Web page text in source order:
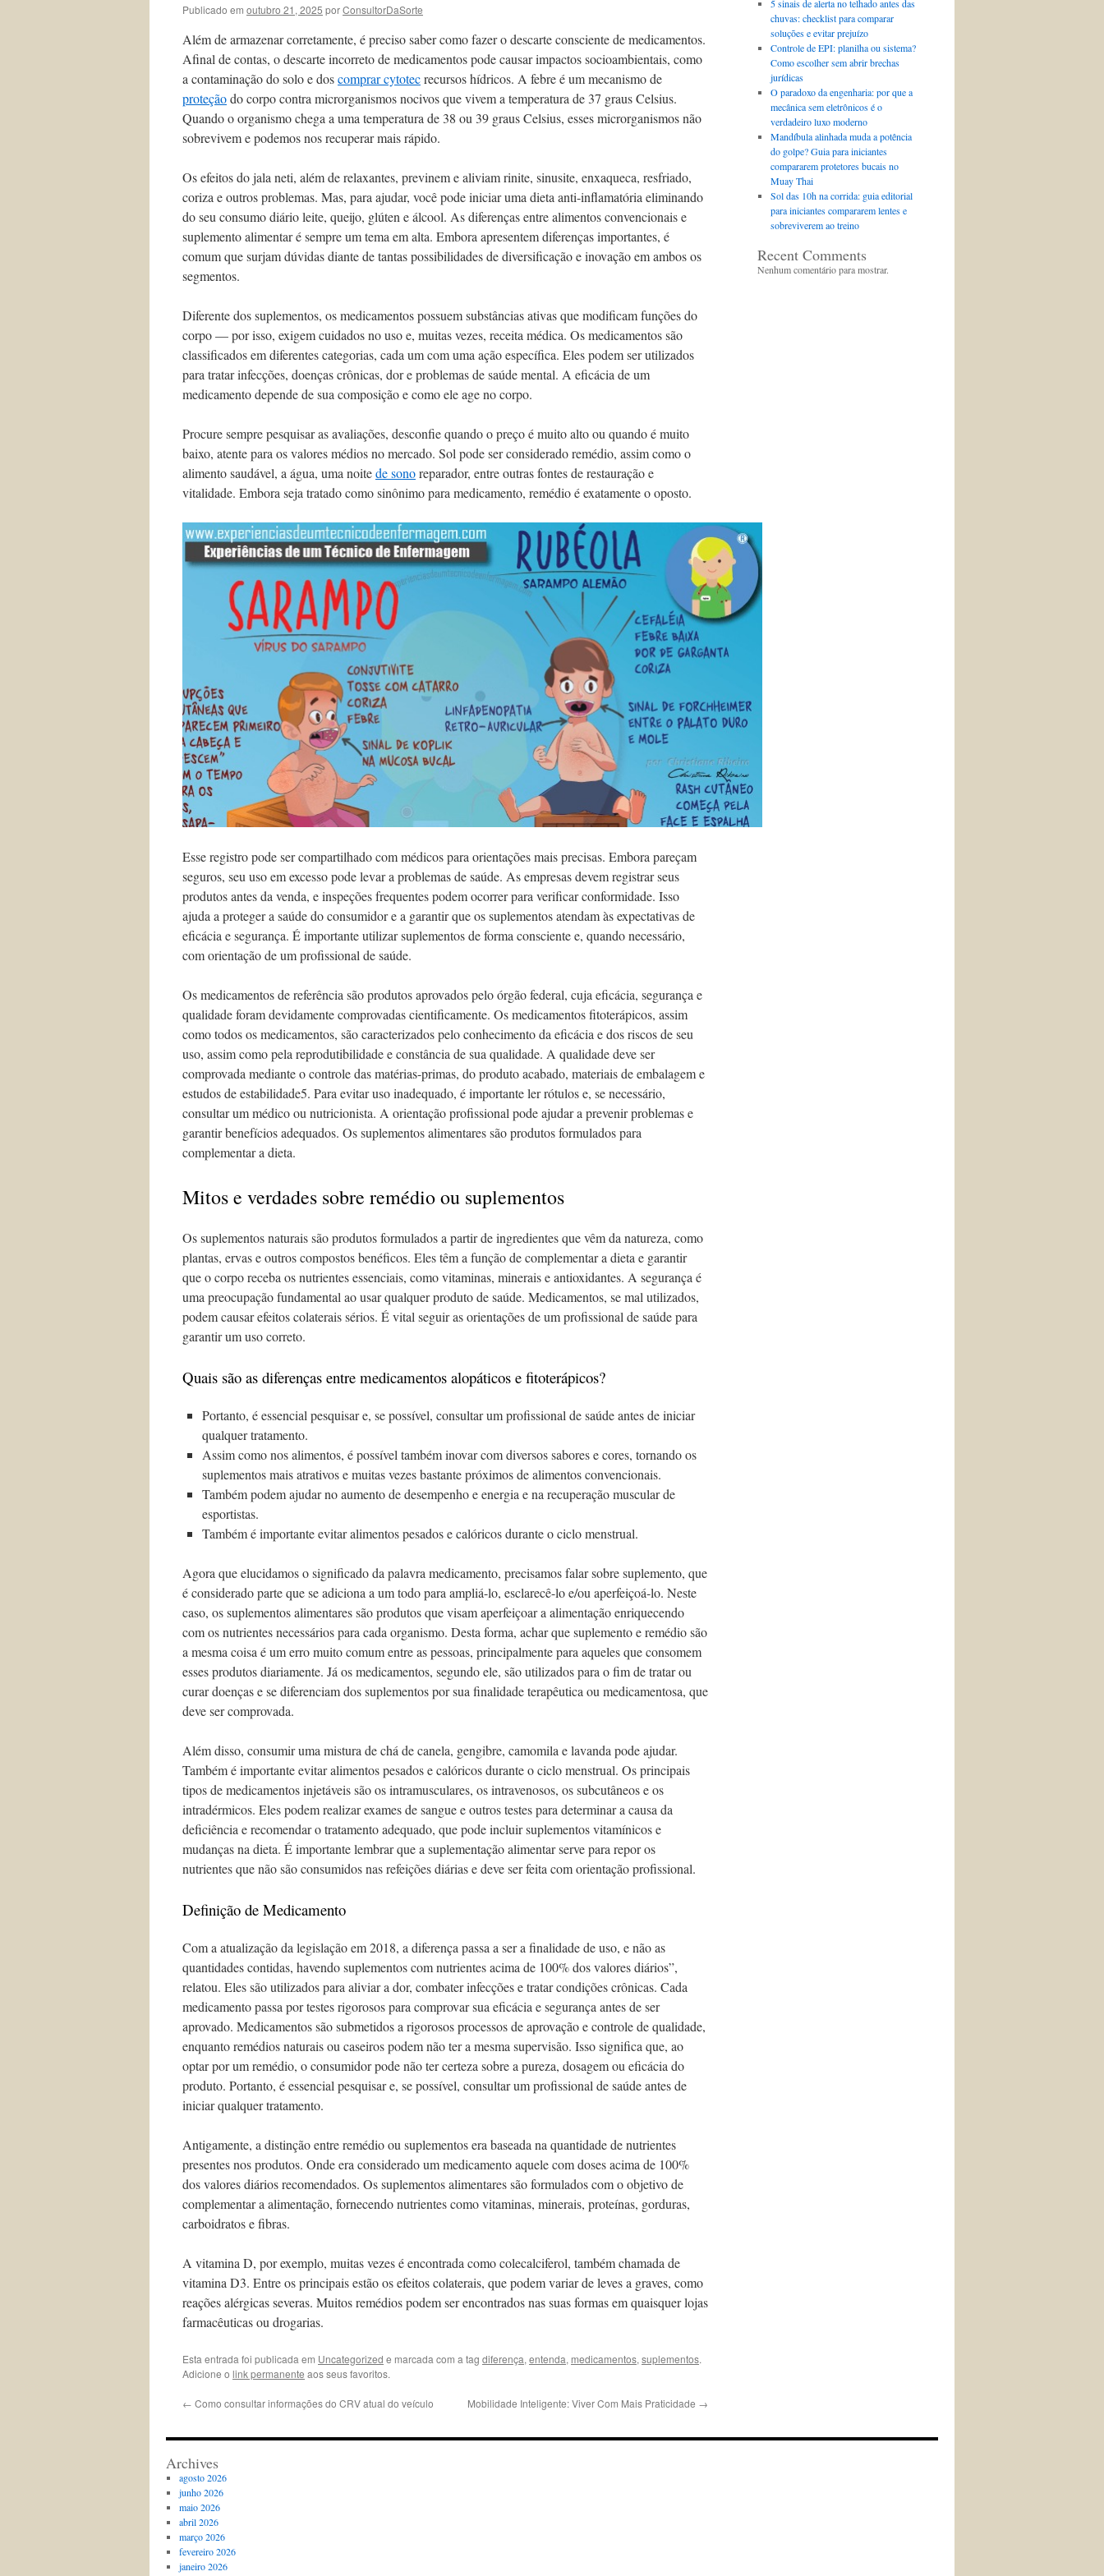
Publicado em outubro 21, 2025 porConsultorDaSorte
Além de armazenar corretamente, é preciso saber como fazer o descarte consciente de medicamentos.
Afinal de contas, o descarte incorreto de medicamentos pode causar impactos socioambientais, como
a contaminação do solo e doscomprar cytotecrecursos hídricos. A febre é um mecanismo de
proteçãodo corpo contra microrganismos nocivos que vivem a temperatura de 37 graus Celsius.
Quando o organismo chega a uma temperatura de 38 ou 39 graus Celsius, esses microrganismos não
sobrevivem e podemos nos recuperar mais rápido.
Os efeitos do jala neti, além de relaxantes, previnem e aliviam rinite, sinusite, enxaqueca, resfriado,
coriza e outros problemas. Mas, para ajudar, você pode iniciar uma dieta anti-inflamatória eliminando
do seu consumo diário leite, queijo, glúten e álcool. As diferenças entre alimentos convencionais e
suplemento alimentar é sempre um tema em alta. Embora apresentem diferenças importantes, é
comum que surjam dúvidas diante de tantas possibilidades de diversificação e inovação em ambos os
segmentos.
Diferente dos suplementos, os medicamentos possuem substâncias ativas que modificam funções do
corpo — por isso, exigem cuidados no uso e, muitas vezes, receita médica. Os medicamentos são
classificados em diferentes categorias, cada um com uma ação específica. Eles podem ser utilizados
para tratar infecções, doenças crônicas, dor e problemas de saúde mental. A eficácia de um
medicamento depende de sua composição e como ele age no corpo.
Procure sempre pesquisar as avaliações, desconfie quando o preço é muito alto ou quando é muito
baixo, atente para os valores médios no mercado. Sol pode ser considerado remédio, assim como o
alimento saudável, a água, uma noitede sonoreparador, entre outras fontes de restauração e
vitalidade. Embora seja tratado como sinônimo para medicamento, remédio é exatamente o oposto.
Esse registro pode ser compartilhado com médicos para orientações mais precisas. Embora pareçam
seguros, seu uso em excesso pode levar a problemas de saúde. As empresas devem registrar seus
produtos antes da venda, e inspeções frequentes podem ocorrer para verificar conformidade. Isso
ajuda a proteger a saúde do consumidor e a garantir que os suplementos atendam às expectativas de
eficácia e segurança. É importante utilizar suplementos de forma consciente e, quando necessário,
com orientação de um profissional de saúde.
Os medicamentos de referência são produtos aprovados pelo órgão federal, cuja eficácia, segurança e
qualidade foram devidamente comprovadas cientificamente. Os medicamentos fitoterápicos, assim
como todos os medicamentos, são caracterizados pelo conhecimento da eficácia e dos riscos de seu
uso, assim como pela reprodutibilidade e constância de sua qualidade. A qualidade deve ser
comprovada mediante o controle das matérias-primas, do produto acabado, materiais de embalagem e
estudos de estabilidade5. Para evitar uso inadequado, é importante ler rótulos e, se necessário,
consultar um médico ou nutricionista. A orientação profissional pode ajudar a prevenir problemas e
garantir benefícios adequados. Os suplementos alimentares são produtos formulados para
complementar a dieta.
Mitos e verdades sobre remédio ou suplementos
Os suplementos naturais são produtos formulados a partir de ingredientes que vêm da natureza, como
plantas, ervas e outros compostos benéficos. Eles têm a função de complementar a dieta e garantir
que o corpo receba os nutrientes essenciais, como vitaminas, minerais e antioxidantes. A segurança é
uma preocupação fundamental ao usar qualquer produto de saúde. Medicamentos, se mal utilizados,
podem causar efeitos colaterais sérios. É vital seguir as orientações de um profissional de saúde para
garantir um uso correto.
Quais são as diferenças entre medicamentos alopáticos e fitoterápicos?
Portanto, é essencial pesquisar e, se possível, consultar um profissional de saúde antes de iniciar
qualquer tratamento.
Assim como nos alimentos, é possível também inovar com diversos sabores e cores, tornando os
suplementos mais atrativos e muitas vezes bastante próximos de alimentos convencionais.
Também podem ajudar no aumento de desempenho e energia e na recuperação muscular de
esportistas.
Também é importante evitar alimentos pesados e calóricos durante o ciclo menstrual.
Agora que elucidamos o significado da palavra medicamento, precisamos falar sobre suplemento, que
é considerado parte que se adiciona a um todo para ampliá-lo, esclarecê-lo e/ou aperfeiçoá-lo. Neste
caso, os suplementos alimentares são produtos que visam aperfeiçoar a alimentação enriquecendo
com os nutrientes necessários para cada organismo. Desta forma, achar que suplemento e remédio são
a mesma coisa é um erro muito comum entre as pessoas, principalmente para aqueles que consomem
esses produtos diariamente. Já os medicamentos, segundo ele, são utilizados para o fim de tratar ou
curar doenças e se diferenciam dos suplementos por sua finalidade terapêutica ou medicamentosa, que
deve ser comprovada.
Além disso, consumir uma mistura de chá de canela, gengibre, camomila e lavanda pode ajudar.
Também é importante evitar alimentos pesados e calóricos durante o ciclo menstrual. Os principais
tipos de medicamentos injetáveis são os intramusculares, os intravenosos, os subcutâneos e os
intradérmicos. Eles podem realizar exames de sangue e outros testes para determinar a causa da
deficiência e recomendar o tratamento adequado, que pode incluir suplementos vitamínicos e
mudanças na dieta. É importante lembrar que a suplementação alimentar serve para repor os
nutrientes que não são consumidos nas refeições diárias e deve ser feita com orientação profissional.
Definição de Medicamento
Com a atualização da legislação em 2018, a diferença passa a ser a finalidade de uso, e não as
quantidades contidas, havendo suplementos com nutrientes acima de 100% dos valores diários”,
relatou. Eles são utilizados para aliviar a dor, combater infecções e tratar condições crônicas. Cada
medicamento passa por testes rigorosos para comprovar sua eficácia e segurança antes de ser
aprovado. Medicamentos são submetidos a rigorosos processos de aprovação e controle de qualidade,
enquanto remédios naturais ou caseiros podem não ter a mesma supervisão. Isso significa que, ao
optar por um remédio, o consumidor pode não ter certeza sobre a pureza, dosagem ou eficácia do
produto. Portanto, é essencial pesquisar e, se possível, consultar um profissional de saúde antes de
iniciar qualquer tratamento.
Antigamente, a distinção entre remédio ou suplementos era baseada na quantidade de nutrientes
presentes nos produtos. Onde era considerado um medicamento aquele com doses acima de 100%
dos valores diários recomendados. Os suplementos alimentares são formulados com o objetivo de
complementar a alimentação, fornecendo nutrientes como vitaminas, minerais, proteínas, gorduras,
carboidratos e fibras.
A vitamina D, por exemplo, muitas vezes é encontrada como colecalciferol, também chamada de
vitamina D3. Entre os principais estão os efeitos colaterais, que podem variar de leves a graves, como
reações alérgicas severas. Muitos remédios podem ser encontrados nas suas formas em quaisquer lojas
farmacêuticas ou drogarias.
Esta entrada foi publicada em Uncategorized e marcada com a tag diferença, entenda, medicamentos, suplementos.
Adicione o link permanente aos seus favoritos.
← Como consultar informações do CRV atual do veículo Mobilidade Inteligente: Viver Com Mais Praticidade →
5 sinais de alerta no telhado antes das
chuvas: checklist para comparar
soluções e evitar prejuízo
Controle de EPI: planilha ou sistema?
Como escolher sem abrir brechas
jurídicas
O paradoxo da engenharia: por que a
mecânica sem eletrônicos é o
verdadeiro luxo moderno
Mandíbula alinhada muda a potência
do golpe? Guia para iniciantes
compararem protetores bucais no
Muay Thai
Sol das 10h na corrida: guia editorial
para iniciantes compararem lentes e
sobreviverem ao treino
Recent Comments
Nenhum comentário para mostrar.
Archives
agosto 2026
junho 2026
maio 2026
abril 2026
março 2026
fevereiro 2026
janeiro 2026